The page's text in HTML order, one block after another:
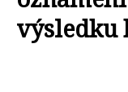
výsledku